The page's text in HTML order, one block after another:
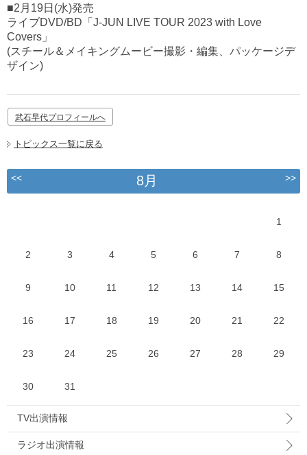
■2月19日(水)発売
ライブDVD/BD「J-JUN LIVE TOUR 2023 with Love
Covers」
(スチール＆メイキングムービー撮影・編集、パッケージデ
ザイン)
武石早代プロフィールへ
トピックス一覧に戻る
<< 8月 >>
1
2 3 4 5 6 7 8
9 10 11 12 13 14 15
16 17 18 19 20 21 22
23 24 25 26 27 28 29
30 31
TV出演情報
ラジオ出演情報